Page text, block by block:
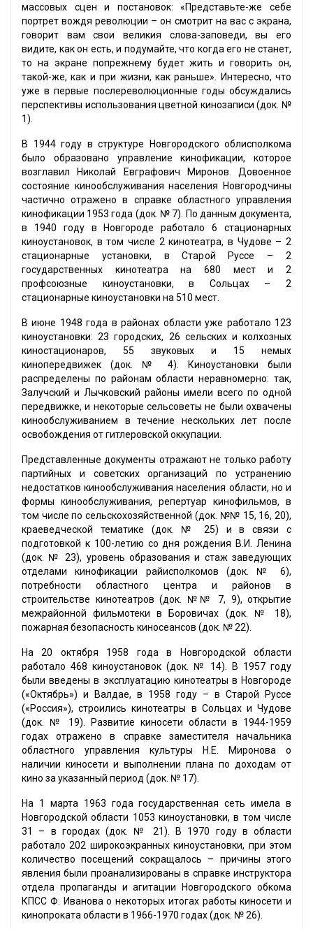
массовых сцен и постановок: «Представьте-же себе
портрет вождя революции – он смотрит на вас с экрана,
говорит вам свои великия слова-заповеди, вы его
видите, как он есть, и подумайте, что когда его не станет,
то на экране попрежнему будет жить и говорить он,
такой-же, как и при жизни, как раньше». Интересно, что
уже в первые послереволюционные годы обсуждались
перспективы использования цветной кинозаписи (док. №
1).
В 1944 году в структуре Новгородского облисполкома
было образовано управление кинофикации, которое
возглавил Николай Евграфович Миронов. Довоенное
состояние кинообслуживания населения Новгородчины
частично отражено в справке областного управления
кинофикации 1953 года (док. № 7). По данным документа,
в 1940 году в Новгороде работало 6 стационарных
киноустановок, в том числе 2 кинотеатра, в Чудове – 2
стационарные установки, в Старой Руссе – 2
государственных кинотеатра на 680 мест и 2
профсоюзные киноустановки, в Сольцах – 2
стационарные киноустановки на 510 мест.
В июне 1948 года в районах области уже работало 123
киноустановки: 23 городских, 26 сельских и колхозных
киностационаров, 55 звуковых и 15 немых
кинопередвижек (док. № 4). Киноустановки были
распределены по районам области неравномерно: так,
Залучский и Лычковский районы имели всего по одной
передвижке, и некоторые сельсоветы не были охвачены
кинообслуживанием в течение нескольких лет после
освобождения от гитлеровской оккупации.
Представленные документы отражают не только работу
партийных и советских организаций по устранению
недостатков кинообслуживания населения области, но и
формы кинообслуживания, репертуар кинофильмов, в
том числе по сельскохозяйственной (док. №№ 15, 16, 20),
краеведческой тематике (док. № 25) и в связи с
подготовкой к 100-летию со дня рождения В.И. Ленина
(док. № 23), уровень образования и стаж заведующих
отделами кинофикации райисполкомов (док. № 6),
потребности областного центра и районов в
строительстве кинотеатров (док. №№ 7, 9), открытие
межрайонной фильмотеки в Боровичах (док. № 18),
пожарная безопасность киносеансов (док. № 22).
На 20 октября 1958 года в Новгородской области
работало 468 киноустановок (док. № 14). В 1957 году
были введены в эксплуатацию кинотеатры в Новгороде
(«Октябрь») и Валдае, в 1958 году – в Старой Руссе
(«Россия»), строились кинотеатры в Сольцах и Чудове
(док. № 19). Развитие киносети области в 1944-1959
годах отражено в справке заместителя начальника
областного управления культуры Н.Е. Миронова о
наличии киносети и выполнении плана по доходам от
кино за указанный период (док. № 17).
На 1 марта 1963 года государственная сеть имела в
Новгородской области 1053 киноустановки, в том числе
31 – в городах (док. № 21). В 1970 году в области
работало 202 широкоэкранных киноустановки, при этом
количество посещений сокращалось – причины этого
явления были проанализированы в справке инструктора
отдела пропаганды и агитации Новгородского обкома
КПСС Ф. Иванова о некоторых итогах работы киносети и
кинопроката области в 1966-1970 годах (док. № 26).